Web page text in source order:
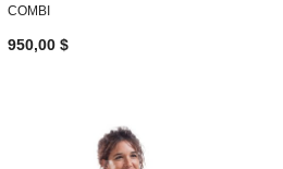
COMBI
950,00 $